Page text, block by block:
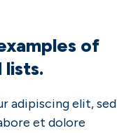
of
lists.
adipiscing elit, sed
et dolore